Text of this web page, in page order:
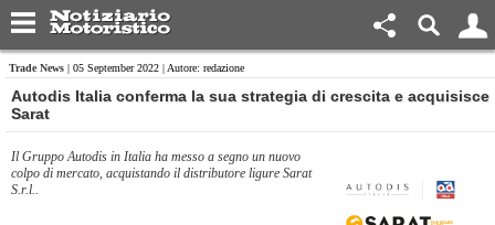
Trade News | 05 September 2022 | Autore: redazione
​Autodis Italia conferma la sua strategia di crescita e acquisisce
Sarat
Il Gruppo Autodis in Italia ha messo a segno un nuovo
colpo di mercato, acquistando il distributore ligure Sarat
S.r.l..